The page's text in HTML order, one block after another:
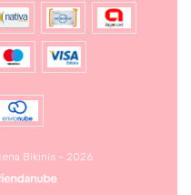
Bikinis - 2026